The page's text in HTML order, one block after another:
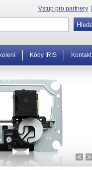
Vstup pro partnery
Kódy IRIS Kontakt